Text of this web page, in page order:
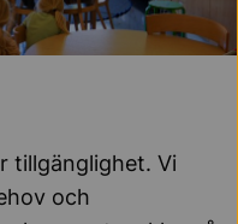
tillgänglighet. Vi
och